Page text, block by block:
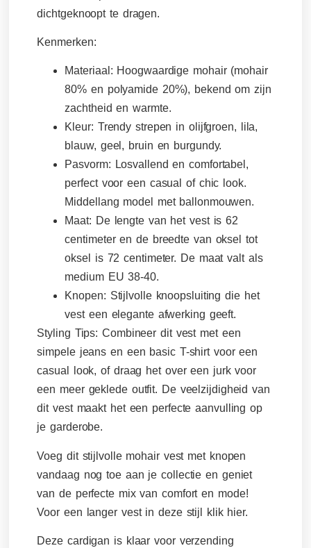
dichtgeknoopt te dragen.
Kenmerken:
Materiaal: Hoogwaardige mohair (mohair
80% en polyamide 20%), bekend om zijn
zachtheid en warmte.
Kleur: Trendy strepen in olijfgroen, lila,
blauw, geel, bruin en burgundy.
Pasvorm: Losvallend en comfortabel,
perfect voor een casual of chic look.
Middellang model met ballonmouwen.
Maat: De lengte van het vest is 62
centimeter en de breedte van oksel tot
oksel is 72 centimeter. De maat valt als
medium EU 38-40.
Knopen: Stijlvolle knoopsluiting die het
vest een elegante afwerking geeft.
Styling Tips: Combineer dit vest met een
simpele jeans en een basic T-shirt voor een
casual look, of draag het over een jurk voor
een meer geklede outfit. De veelzijdigheid van
dit vest maakt het een perfecte aanvulling op
je garderobe.
Voeg dit stijlvolle mohair vest met knopen
vandaag nog toe aan je collectie en geniet
van de perfecte mix van comfort en mode!
Voor een langer vest in deze stijl klik hier.
Deze cardigan is klaar voor verzending